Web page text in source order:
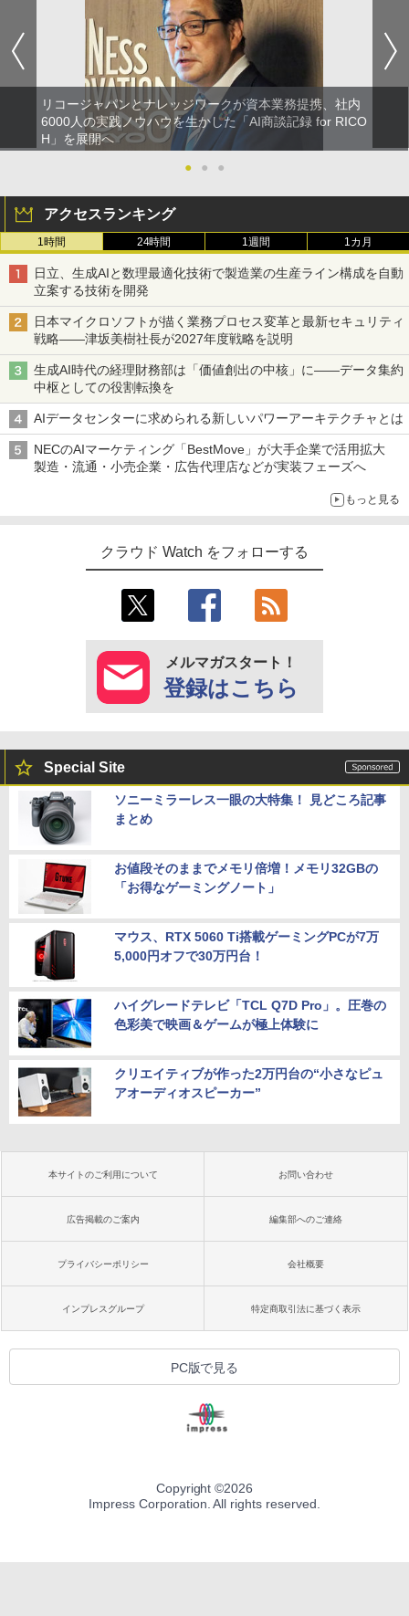
リコージャパンとナレッジワークが資本業務提携、社内
6000人の実践ノウハウを生かした「AI商談記録 for RICO
H」を展開へ
●
● ●
アクセスランキング
1時間 24時間 1週間 1カ月
日立、生成AIと数理最適化技術で製造業の生産ライン構成を自動
立案する技術を開発
日本マイクロソフトが描く業務プロセス変革と最新セキュリティ
戦略――津坂美樹社長が2027年度戦略を説明
生成AI時代の経理財務部は「価値創出の中核」に――データ集約
中枢としての役割転換を
AIデータセンターに求められる新しいパワーアーキテクチャとは
NECのAIマーケティング「BestMove」が大手企業で活用拡大
製造・流通・小売企業・広告代理店などが実装フェーズへ
もっと見る
クラウド Watch をフォローする
メルマガスタート！
登録はこちら
Special Site
ソニーミラーレス一眼の大特集！ 見どころ記事
まとめ
お値段そのままでメモリ倍増！メモリ32GBの
「お得なゲーミングノート」
マウス、RTX 5060 Ti搭載ゲーミングPCが7万
5,000円オフで30万円台！
ハイグレードテレビ「TCL Q7D Pro」。圧巻の
色彩美で映画＆ゲームが極上体験に
クリエイティブが作った2万円台の“小さなピュ
アオーディオスピーカー”
本サイトのご利用について お問い合わせ
広告掲載のご案内 編集部へのご連絡
プライバシーポリシー 会社概要
インプレスグループ 特定商取引法に基づく表示
PC版で見る
Copyright ©2026
Impress Corporation. All rights reserved.